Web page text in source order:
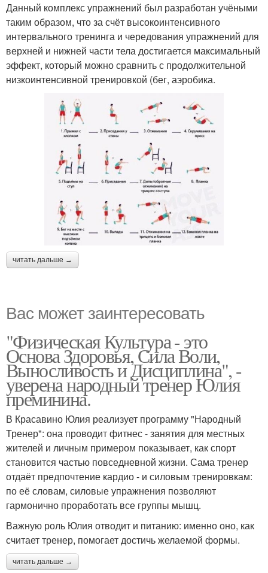
Данный комплекс упражнений был разработан учёными
таким образом, что за счёт высокоинтенсивного
интервального тренинга и чередования упражнений для
верхней и нижней части тела достигается максимальный
эффект, который можно сравнить с продолжительной
низкоинтенсивной тренировкой (бег, аэробика.
читать дальше →
Вас может заинтересовать
"Физическая Культура - это
Основа Здоровья, Сила Воли,
Выносливость и Дисциплина", -
уверена народный тренер Юлия
преминина.
В Красавино Юлия реализует программу "Народный
Тренер": она проводит фитнес - занятия для местных
жителей и личным примером показывает, как спорт
становится частью повседневной жизни. Сама тренер
отдаёт предпочтение кардио - и силовым тренировкам:
по её словам, силовые упражнения позволяют
гармонично проработать все группы мышц.
Важную роль Юлия отводит и питанию: именно оно, как
считает тренер, помогает достичь желаемой формы.
читать дальше →